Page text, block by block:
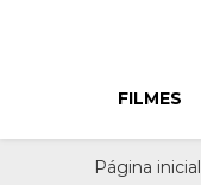
FILMES
Página inicial